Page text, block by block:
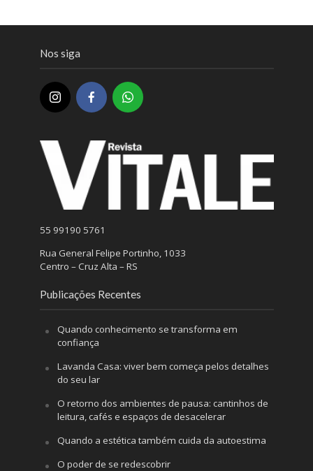
Nos siga
55 99190 5761
Rua General Felipe Portinho, 1033
Centro – Cruz Alta – RS
Publicações Recentes
Quando conhecimento se transforma em
confiança
Lavanda Casa: viver bem começa pelos detalhes
do seu lar
O retorno dos ambientes de pausa: cantinhos de
leitura, cafés e espaços de desacelerar
Quando a estética também cuida da autoestima
O poder de se redescobrir